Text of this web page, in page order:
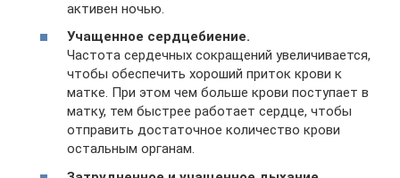
активен ночью.
Учащенное сердцебиение.
Частота сердечных сокращений увеличивается,
чтобы обеспечить хороший приток крови к
матке. При этом чем больше крови поступает в
матку, тем быстрее работает сердце, чтобы
отправить достаточное количество крови
остальным органам.